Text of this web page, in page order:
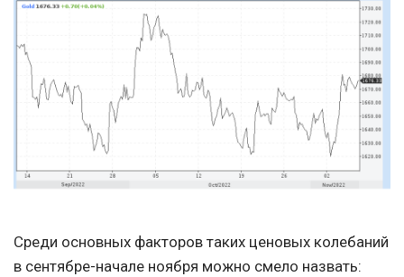
Среди основных факторов таких ценовых колебаний
в сентябре-начале ноября можно смело назвать: